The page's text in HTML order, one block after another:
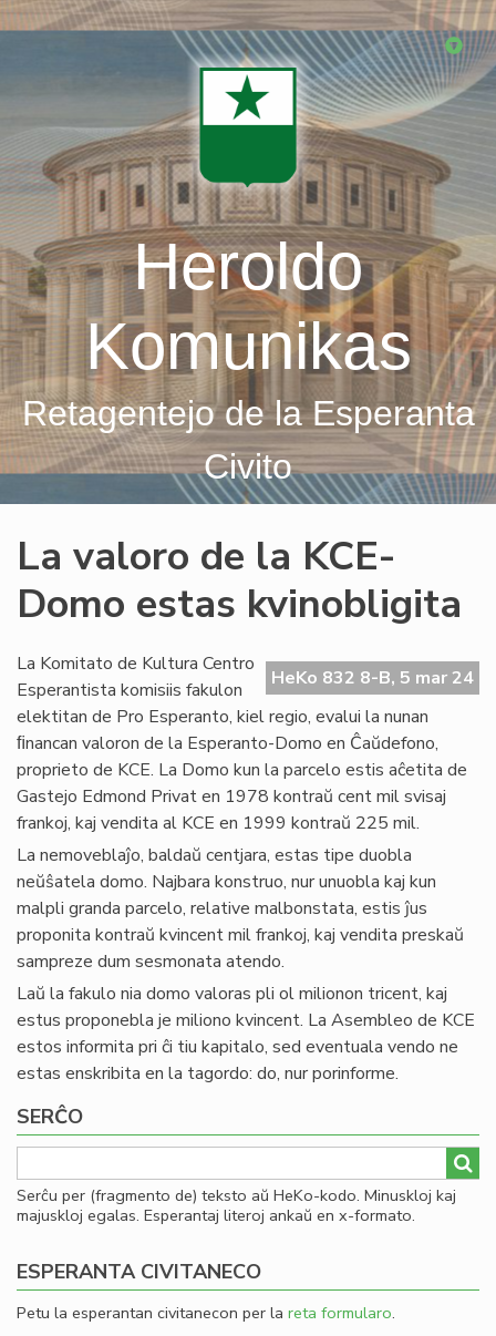
Skip
Heroldo
Komunikas
Retagentejo de la Esperanta
Civito
La valoro de la KCE-
Domo estas kvinobligita
HeKo 832 8-B, 5 mar 24
La Komitato de Kultura Centro
Esperantista komisiis fakulon
elektitan de Pro Esperanto, kiel regio, evalui la nunan
ﬁnancan valoron de la Esperanto-Domo en Ĉaŭdefono,
proprieto de KCE. La Domo kun la parcelo estis aĉetita de
Gastejo Edmond Privat en 1978 kontraŭ cent mil svisaj
frankoj, kaj vendita al KCE en 1999 kontraŭ 225 mil.
La nemoveblaĵo, baldaŭ centjara, estas tipe duobla
neŭŝatela domo. Najbara konstruo, nur unuobla kaj kun
malpli granda parcelo, relative malbonstata, estis ĵus
proponita kontraŭ kvincent mil frankoj, kaj vendita preskaŭ
sampreze dum sesmonata atendo.
Laŭ la fakulo nia domo valoras pli ol milionon tricent, kaj
estus proponebla je miliono kvincent. La Asembleo de KCE
estos informita pri ĉi tiu kapitalo, sed eventuala vendo ne
estas enskribita en la tagordo: do, nur porinforme.
SERĈO
Serĉu per (fragmento de) teksto aŭ HeKo-kodo. Minuskloj kaj
majuskloj egalas. Esperantaj literoj ankaŭ en x-formato.
ESPERANTA CIVITANECO
Petu la esperantan civitanecon per la reta formularo.